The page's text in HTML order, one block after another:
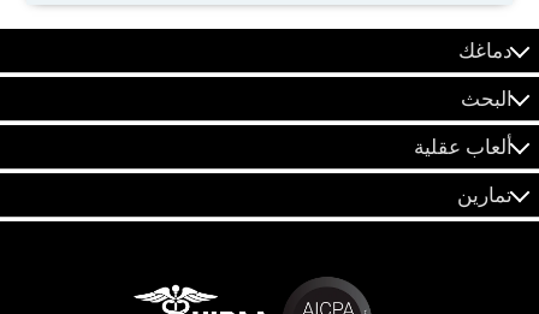
دماغك
البحث
ألعاب عقلية
تمارين